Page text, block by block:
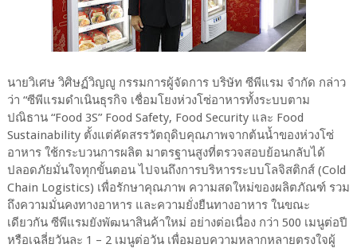
นายวิเศษ วิศิษฏ์วิญญู กรรมการผู้จัดการ บริษัท ซีพีแรม จำกัด กล่าว
ว่า “ซีพีแรมดำเนินธุรกิจ เชื่อมโยงห่วงโซ่อาหารทั้งระบบตาม
ปณิธาน “Food 3S” Food Safety, Food Security และ Food
Sustainability ตั้งแต่คัดสรรวัตถุดิบคุณภาพจากต้นน้ำของห่วงโซ่
อาหาร ใช้กระบวนการผลิต มาตรฐานสูงที่ตรวจสอบย้อนกลับได้
ปลอดภัยมั่นใจทุกขั้นตอน ไปจนถึงการบริหารระบบโลจิสติกส์ (Cold
Chain Logistics) เพื่อรักษาคุณภาพ ความสดใหม่ของผลิตภัณฑ์ รวม
ถึงความมั่นคงทางอาหาร และความยั่งยืนทางอาหาร ในขณะ
เดียวกัน ซีพีแรมยังพัฒนาสินค้าใหม่ อย่างต่อเนื่อง กว่า 500 เมนูต่อปี
หรือเฉลี่ยวันละ 1 – 2 เมนูต่อวัน เพื่อมอบความหลากหลายตรงใจผู้